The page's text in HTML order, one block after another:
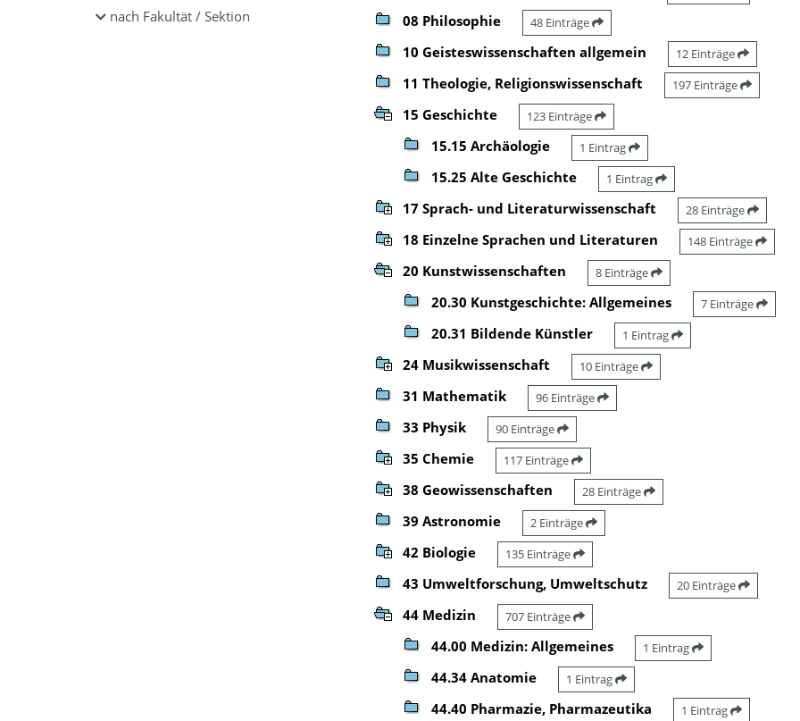
nach Fakultät / Sektion
08 Philosophie 48 Einträge
10 Geisteswissenschaften allgemein 12 Einträge
11 Theologie, Religionswissenschaft 197 Einträge
15 Geschichte 123 Einträge
15.15 Archäologie 1 Eintrag
15.25 Alte Geschichte 1 Eintrag
17 Sprach- und Literaturwissenschaft 28 Einträge
18 Einzelne Sprachen und Literaturen 148 Einträge
20 Kunstwissenschaften 8 Einträge
20.30 Kunstgeschichte: Allgemeines 7 Einträge
20.31 Bildende Künstler 1 Eintrag
24 Musikwissenschaft 10 Einträge
31 Mathematik 96 Einträge
33 Physik 90 Einträge
35 Chemie 117 Einträge
38 Geowissenschaften 28 Einträge
39 Astronomie 2 Einträge
42 Biologie 135 Einträge
43 Umweltforschung, Umweltschutz 20 Einträge
44 Medizin 707 Einträge
44.00 Medizin: Allgemeines 1 Eintrag
44.34 Anatomie 1 Eintrag
44.40 Pharmazie, Pharmazeutika 1 Eintrag